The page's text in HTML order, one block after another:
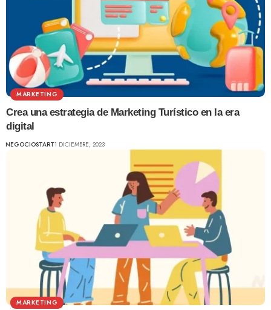
MARKETING
Crea una estrategia de Marketing Turístico en la era
digital
NEGOCIOSTART1 DICIEMBRE, 2023
MARKETING